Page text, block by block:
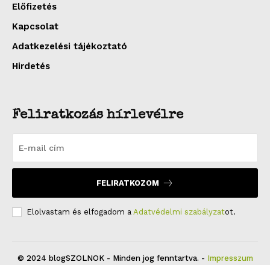
Előfizetés
Kapcsolat
Adatkezelési tájékoztató
Hirdetés
Feliratkozás hírlevélre
FELIRATKOZOM
Elolvastam és elfogadom a Adatvédelmi szabályzatot.
© 2024 blogSZOLNOK - Minden jog fenntartva. - Impresszum